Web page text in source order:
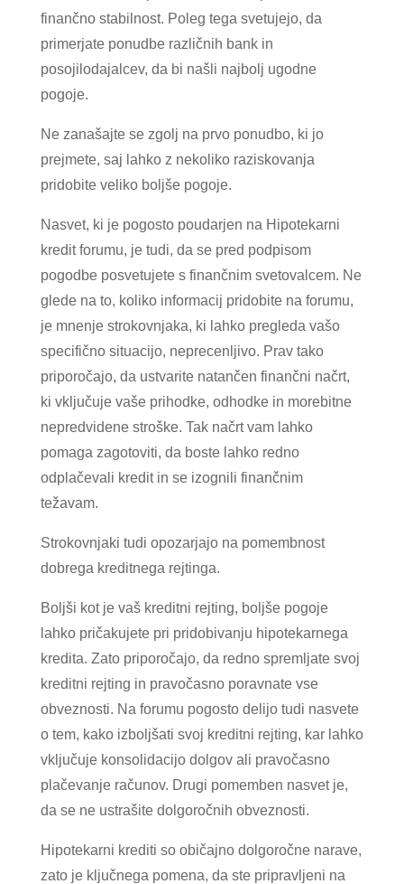
finančno stabilnost. Poleg tega svetujejo, da
primerjate ponudbe različnih bank in
posojilodajalcev, da bi našli najbolj ugodne
pogoje.
Ne zanašajte se zgolj na prvo ponudbo, ki jo
prejmete, saj lahko z nekoliko raziskovanja
pridobite veliko boljše pogoje.
Nasvet, ki je pogosto poudarjen na Hipotekarni
kredit forumu, je tudi, da se pred podpisom
pogodbe posvetujete s finančnim svetovalcem. Ne
glede na to, koliko informacij pridobite na forumu,
je mnenje strokovnjaka, ki lahko pregleda vašo
specifično situacijo, neprecenljivo. Prav tako
priporočajo, da ustvarite natančen finančni načrt,
ki vključuje vaše prihodke, odhodke in morebitne
nepredvidene stroške. Tak načrt vam lahko
pomaga zagotoviti, da boste lahko redno
odplačevali kredit in se izognili finančnim
težavam.
Strokovnjaki tudi opozarjajo na pomembnost
dobrega kreditnega rejtinga.
Boljši kot je vaš kreditni rejting, boljše pogoje
lahko pričakujete pri pridobivanju hipotekarnega
kredita. Zato priporočajo, da redno spremljate svoj
kreditni rejting in pravočasno poravnate vse
obveznosti. Na forumu pogosto delijo tudi nasvete
o tem, kako izboljšati svoj kreditni rejting, kar lahko
vključuje konsolidacijo dolgov ali pravočasno
plačevanje računov. Drugi pomemben nasvet je,
da se ne ustrašite dolgoročnih obveznosti.
Hipotekarni krediti so običajno dolgoročne narave,
zato je ključnega pomena, da ste pripravljeni na